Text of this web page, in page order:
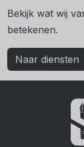
Bekijk wat wij
betekenen.
Naar diensten